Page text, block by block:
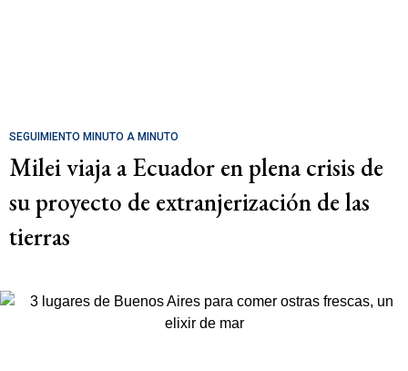
SEGUIMIENTO MINUTO A MINUTO
Milei viaja a Ecuador en plena crisis de
su proyecto de extranjerización de las
tierras